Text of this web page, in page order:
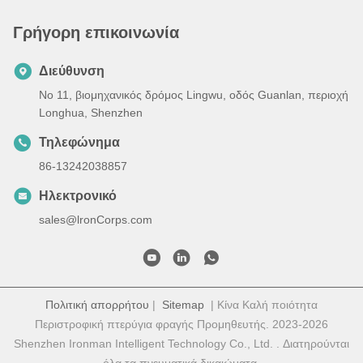
Γρήγορη επικοινωνία
Διεύθυνση
Νο 11, βιομηχανικός δρόμος Lingwu, οδός Guanlan, περιοχή
Longhua, Shenzhen
Τηλεφώνημα
86-13242038857
Ηλεκτρονικό
sales@lronCorps.com
Πολιτική απορρήτου | Sitemap | Κίνα Καλή ποιότητα
Περιστροφική πτερύγια φραγής Προμηθευτής. 2023-2026
Shenzhen Ironman Intelligent Technology Co., Ltd. . Διατηρούνται